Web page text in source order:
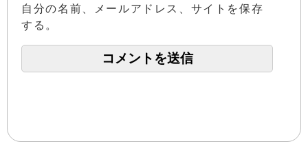
自分の名前、メールアドレス、サイトを保存
する。